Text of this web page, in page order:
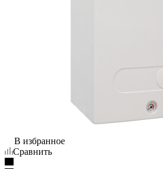
В избранное
Сравнить